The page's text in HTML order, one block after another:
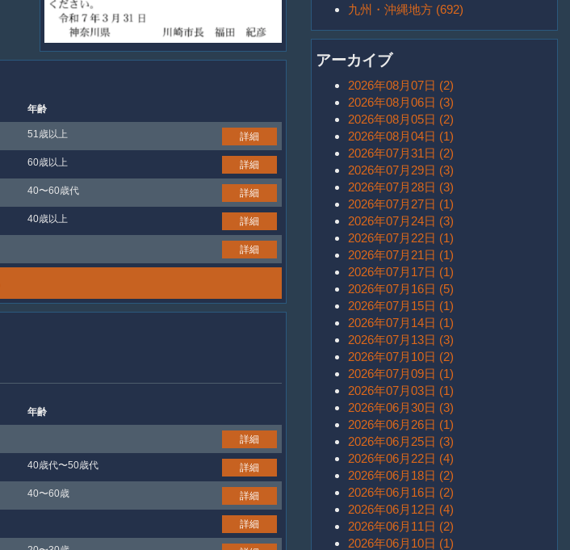
年齢
51歳以上 詳細
60歳以上 詳細
40〜60歳代 詳細
40歳以上 詳細
詳細
年齢
詳細
40歳代〜50歳代 詳細
40〜60歳 詳細
詳細
九州・沖縄地方 (692)
アーカイブ
2026年08月07日 (2)
2026年08月06日 (3)
2026年08月05日 (2)
2026年08月04日 (1)
2026年07月31日 (2)
2026年07月29日 (3)
2026年07月28日 (3)
2026年07月27日 (1)
2026年07月24日 (3)
2026年07月22日 (1)
2026年07月21日 (1)
2026年07月17日 (1)
2026年07月16日 (5)
2026年07月15日 (1)
2026年07月14日 (1)
2026年07月13日 (3)
2026年07月10日 (2)
2026年07月09日 (1)
2026年07月03日 (1)
2026年06月30日 (3)
2026年06月26日 (1)
2026年06月25日 (3)
2026年06月22日 (4)
2026年06月18日 (2)
2026年06月16日 (2)
2026年06月12日 (4)
2026年06月11日 (2)
2026年06月10日 (1)